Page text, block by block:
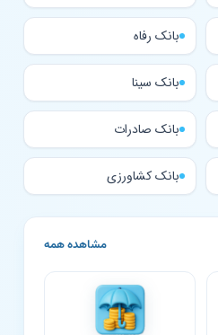
بانک رفاه
بانک سینا
بانک صادرات
بانک کشاورزی
مشاهده همه